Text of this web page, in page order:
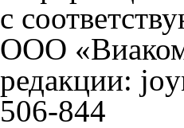
с
ООО
редакции:
506-844